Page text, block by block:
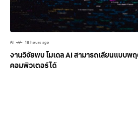
AI 16 hours ago
งานวิจัยพบ โมเดล AI สามารถเลียนแบบพ
คอมพิวเตอร์ได้